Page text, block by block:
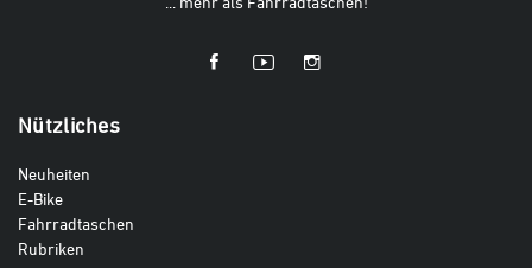
Nützliches
Neuheiten
E-Bike
Fahrradtaschen
Rubriken